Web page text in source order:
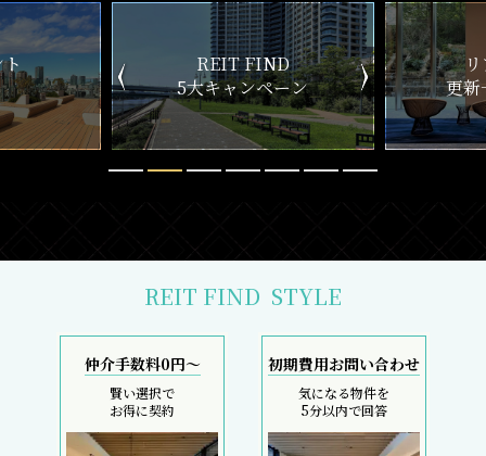
ン
リアルタイム
更新一覧チェック
新
REIT FIND STYLE
仲介手数料0円～
賢い選択で
お得に契約
初期費用お問い合わせ
気になる物件を
5分以内で回答